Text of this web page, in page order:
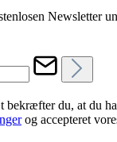
Newsletter
bekræfter du, at du
og accepteret